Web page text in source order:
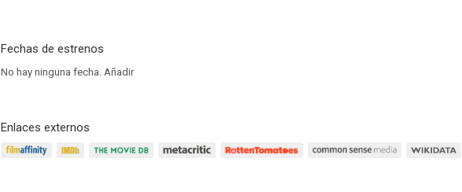
Fechas de estrenos
No hay ninguna fecha. Añadir
Enlaces externos